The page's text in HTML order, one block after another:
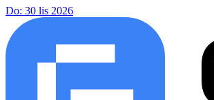
Do: 30 lis 2026